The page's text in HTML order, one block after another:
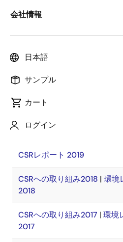
会社情報
日本語
サンプル
カート
ログイン
2024年度 統合報告書（英文）
2024年度 統合報告書（参考
2023年度 統合報告書（英文）
2023年度 統合報告書（参考
2022 サステナビリティレポー
環境レポート2020
CSRレポート 2019
CSRへの取り組み2018 | 環境
2018
CSRへの取り組み2017 | 環境
2017